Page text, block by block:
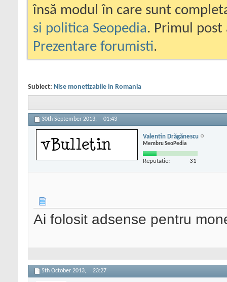
însă modul în care sunt
si politica Seopedia. Primul
Prezentare forumisti.
Subiect: Nise monetizabile in Romania
30th September 2013, 01:43
Valentin Drăgănescu
Membru SeoPedia
Reputatie: 31
Ai folosit adsense pentru
5th October 2013, 23:27